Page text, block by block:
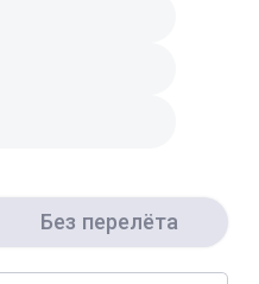
Без перелёта